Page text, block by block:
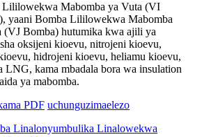
Lililowekwa Mabomba ya Vuta (VI
yaani Bomba Lililowekwa Mabomba
(VJ Bomba) hutumika kwa ajili ya
oksijeni kioevu, nitrojeni kioevu,
hidrojeni kioevu, heliamu kioevu,
LNG, kama mbadala bora wa insulation
ya mabomba.
PDF uchunguzimaelezo